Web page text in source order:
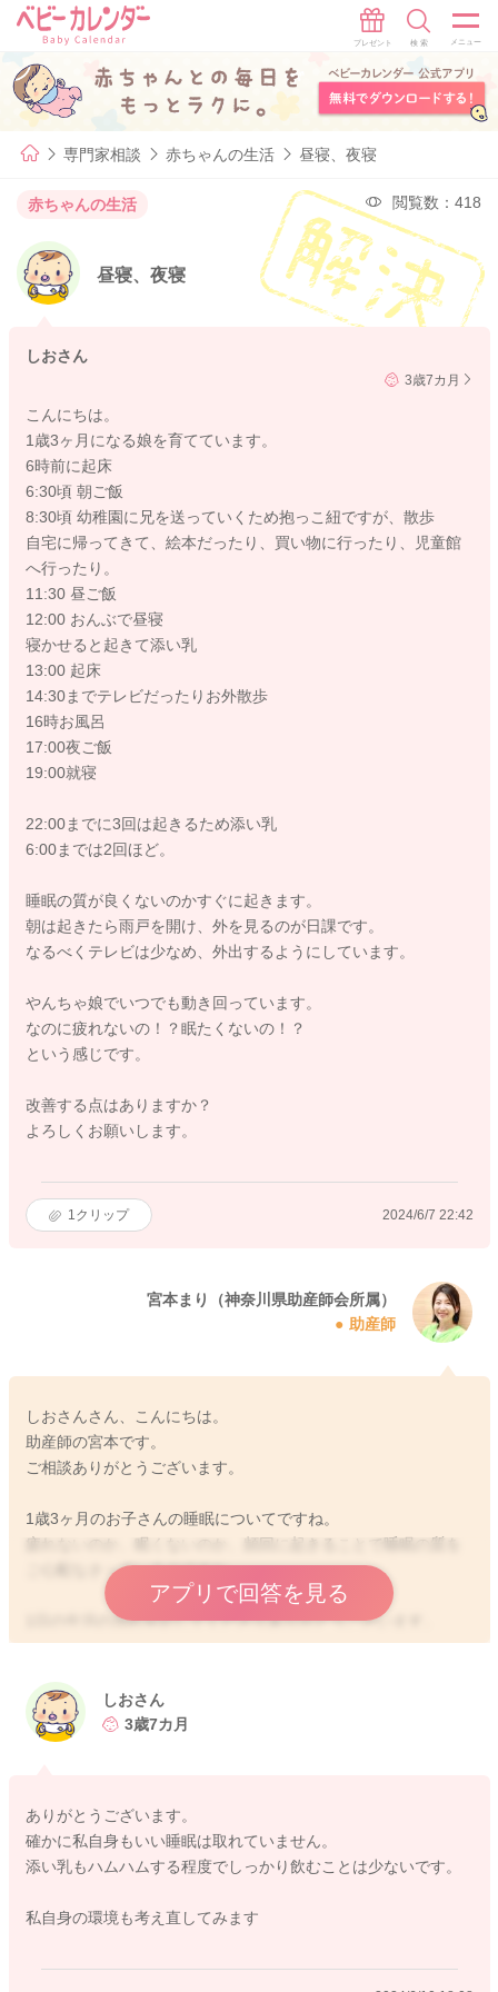
専門家相談 赤ちゃんの生活 昼寝、夜寝
赤ちゃんの生活 閲覧数：418
昼寝、夜寝
しおさん
3歳7カ月
こんにちは。
1歳3ヶ月になる娘を育てています。
6時前に起床
6:30頃 朝ご飯
8:30頃 幼稚園に兄を送っていくため抱っこ紐ですが、散歩
自宅に帰ってきて、絵本だったり、買い物に行ったり、児童館
へ行ったり。
11:30 昼ご飯
12:00 おんぶで昼寝
寝かせると起きて添い乳
13:00 起床
14:30までテレビだったりお外散歩
16時お風呂
17:00夜ご飯
19:00就寝
22:00までに3回は起きるため添い乳
6:00までは2回ほど。
睡眠の質が良くないのかすぐに起きます。
朝は起きたら雨戸を開け、外を見るのが日課です。
なるべくテレビは少なめ、外出するようにしています。
やんちゃ娘でいつでも動き回っています。
なのに疲れないの！？眠たくないの！？
という感じです。
改善する点はありますか？
よろしくお願いします。
1 クリップ 2024/6/7 22:42
宮本まり（神奈川県助産師会所属）
助産師
しおさんさん、こんにちは。
助産師の宮本です。
ご相談ありがとうございます。
1歳3ヶ月のお子さんの睡眠についてですね。
疲れないのか、眠くないのか、頻回に起きることで睡眠の質を
ご心配なさっているのですね。
1日の生活の流れを記してくださりありがとうございます。
ご参考までに米国睡眠医学会の2016年の発表を例にしますと、
○4ヶ月から1歳までの子どもの推奨される睡眠時間は12〜16時
眠時間と健康との関係を明らかにした研究が少ないという理由
から、推奨は示されていない
達するということですが、個人差もとても大きいです。
アプリで回答を見る
しおさん
3歳7カ月
ありがとうございます。
確かに私自身もいい睡眠は取れていません。
添い乳もハムハムする程度でしっかり飲むことは少ないです。
私自身の環境も考え直してみます